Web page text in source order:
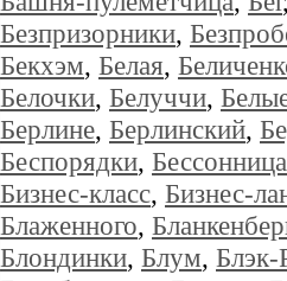
Безпризорники,
Бекхэм, Белая,
Белочки, Белуччи,
Берлине, Берлинский,
Беспорядки, Бессонница
Бизнес-класс, Бизнес-
Блаженного,
Блондинки, Блум, Блэк-